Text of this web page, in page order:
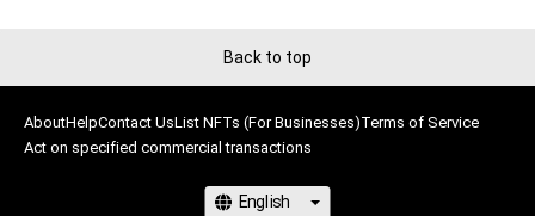
著作隣接権の権利者またはその管理委託を受けている者は、何
らの法的責任も負わないものとします。
このアイテムに関するお問い合わせ先
masamune2@mac.com
2010年　前田青邨記念大賞展入選
2011年　日本画きのう京あす展出展
奈良・町家の芸術祭HANARART出展（奈良県大宇陀）
2012年　全関西美術展　ガクブチの青光社賞
Back to top
AboutHelpContact UsList NFTs (For Businesses)Terms of Service
Act on specified commercial transactions